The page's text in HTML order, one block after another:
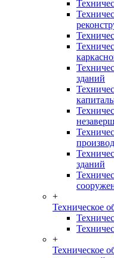
зданий
зданий
+
Техническое
+
Техническое